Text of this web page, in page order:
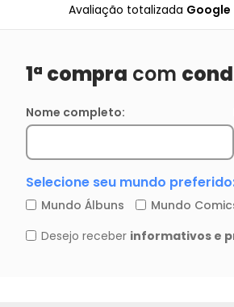
Avaliação totalizada Google